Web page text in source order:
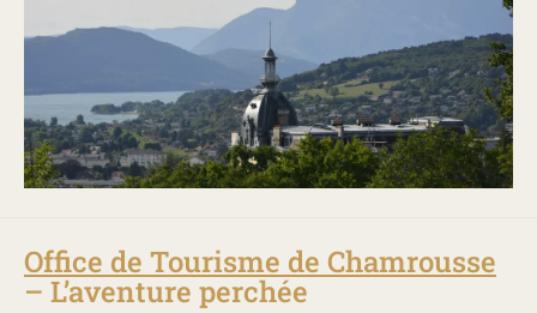
Office de Tourisme de Chamrousse
– L’aventure perchée